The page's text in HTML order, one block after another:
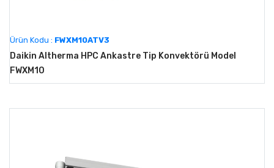
Ürün Kodu : FWXM10ATV3
Daikin Altherma HPC Ankastre Tip Konvektörü Model
FWXM10